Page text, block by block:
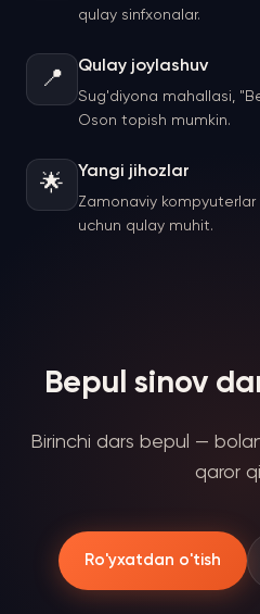
qulay sinfxonalar.
📍
Qulay joylashuv
Sug'diyona mahallasi,
Oson topish mumkin.
🌟
Yangi jihozlar
Zamonaviy
uchun qulay muhit.
Bepul sinov
Birinchi dars bepul —
qaror
Ro'yxatdan o'tish